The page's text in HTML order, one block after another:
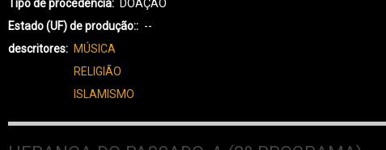
Tipo de procedência
DOAÇÃO
Estado (UF) de produção:
--
descritores
MÚSICA
RELIGIÃO
ISLAMISMO